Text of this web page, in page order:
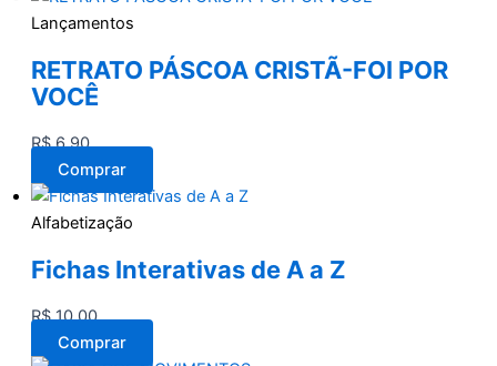
Lançamentos
RETRATO PÁSCOA CRISTÃ-FOI POR
VOCÊ
R$6,90
Comprar
Alfabetização
Fichas Interativas de A a Z
R$10,00
Comprar